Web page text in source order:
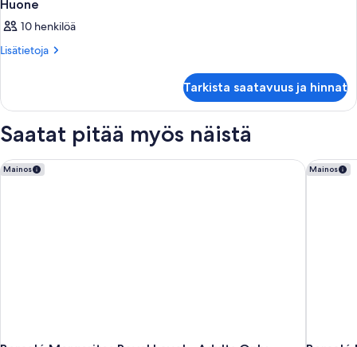
Huone
10 henkilöä
Lisätietoja
Lisätietoja
Tarkista saatavuus ja hinnat
Saatat pitää myös näistä
Mainos
Barceló Margaritas Royal Level - Adults Only Mainos
Barceló